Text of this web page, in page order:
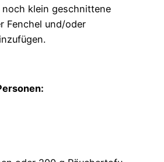
noch klein geschnittene
Fenchel und/oder